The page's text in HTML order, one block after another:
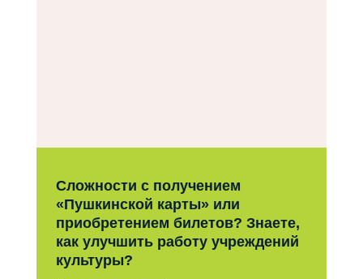
Сложности с получением
«Пушкинской карты» или
приобретением билетов? Знаете,
как улучшить работу учреждений
культуры?